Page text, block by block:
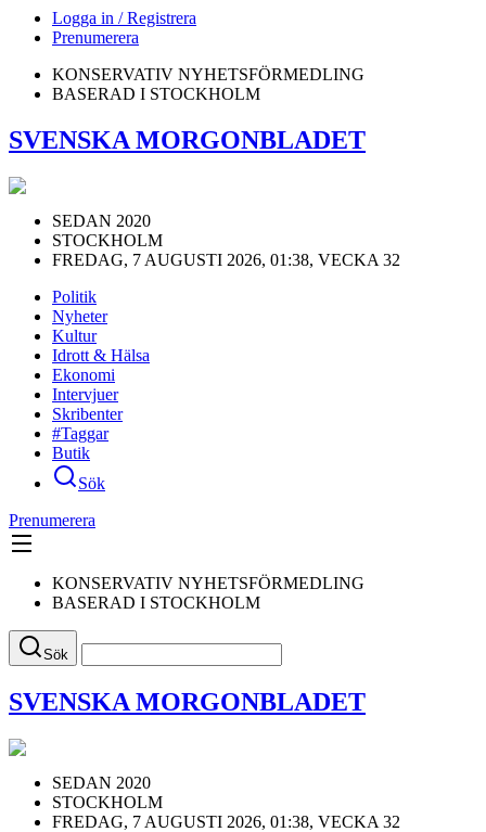
Logga in / Registrera
Prenumerera
KONSERVATIV NYHETSFÖRMEDLING
BASERAD I STOCKHOLM
SVENSKA MORGONBLADET
SEDAN 2020
STOCKHOLM
FREDAG, 7 AUGUSTI 2026, 01:38, VECKA 32
Politik
Nyheter
Kultur
Idrott & Hälsa
Ekonomi
Intervjuer
Skribenter
#Taggar
Butik
Sök
Prenumerera
KONSERVATIV NYHETSFÖRMEDLING
BASERAD I STOCKHOLM
Sök
SVENSKA MORGONBLADET
SEDAN 2020
STOCKHOLM
FREDAG, 7 AUGUSTI 2026, 01:38, VECKA 32